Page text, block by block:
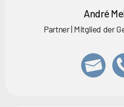
André
Partner | Mitglied der